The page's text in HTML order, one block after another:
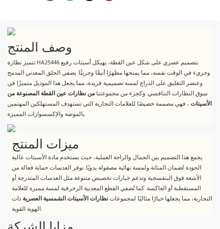
وصف المنتج
تتميز نظارة HA25446 بتصميم عصري على شكل عين القطة، بهيكل أسيتات رفيع
وجريء في الوقت نفسه، مما يمنحها مظهرًا أنيقًا وجريئًا. يضفي الحلق المعدني المدمج
وعنصر التعليق على الذراع لمسة تصميمية فريدة، مما يجعل هذا الموديل متميزًا في
سوق النظارات التنافسي. وكجزء من مجموعتنا من نظارات عين القطة المصنوعة من
الأسيتات ، فهي مصممة خصيصًا للعلامات التجارية التي تستهدف المستهلكين المهتمين
بالموضة والإكسسوارات المميزة.
ميزات المنتج
يجمع هذا التصميم بين الجمال والراحة العملية، حيث يستخدم مادة الأسيتات عالية
الجودة لضمان المتانة ولمسة نهائية مصقولة يدويًا. توفر العدسات حماية فعالة من
الأشعة فوق البنفسجية وتدعم خيارات تخصيص متنوعة مثل العدسات المتدرجة أو
المستقطبة أو العاكسة. كما تُضفي القطع المعدنية الزخرفية لمسة مميزة للعلامة
التجارية، مما يجعلها خيارًا مثاليًا لمجموعاتنظارات الأسيتات الشمسية العصرية ذات
الهوية القوية.